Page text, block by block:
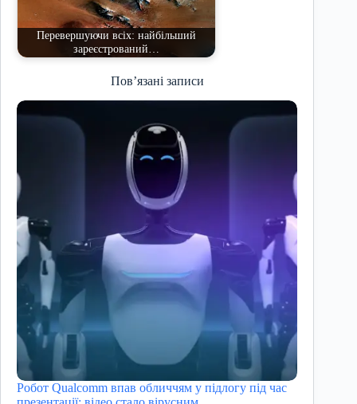
Перевершуючи всіх: найбільший
зареєстрований…
Пов’язані записи
Робот Qualcomm впав обличчям у підлогу під час